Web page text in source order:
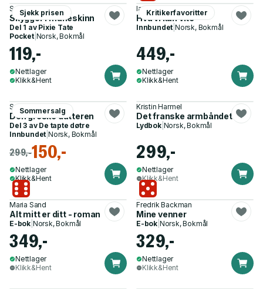
Sjekk prisen
Santa Montefiore
Skygger i måneskinn
Del 1 av Pixie Tate
Pocket| Norsk, Bokmål
119,-
Nettlager
Klikk&Hent
Kritikerfavoritter
Ian McEwan
Hva vi kan vite
Innbundet |Norsk, Bokmål
449,-
Nettlager
Klikk&Hent
Sommersalg
Soraya Lane
Den greske datteren
Del 3 av De tapte døtre
Innbundet |Norsk, Bokmål
299,-150,-
Nettlager
Klikk&Hent
Kristin Harmel
Det franske armbåndet
Lydbok| Norsk, Bokmål
299,-
Nettlager
Klikk&Hent
Maria Sand
Alt mitt er ditt - roman
E-bok Norsk, Bokmål
349,-
Nettlager
Klikk&Hent
Fredrik Backman
Mine venner
E-bok Norsk, Bokmål
329,-
Nettlager
Klikk&Hent